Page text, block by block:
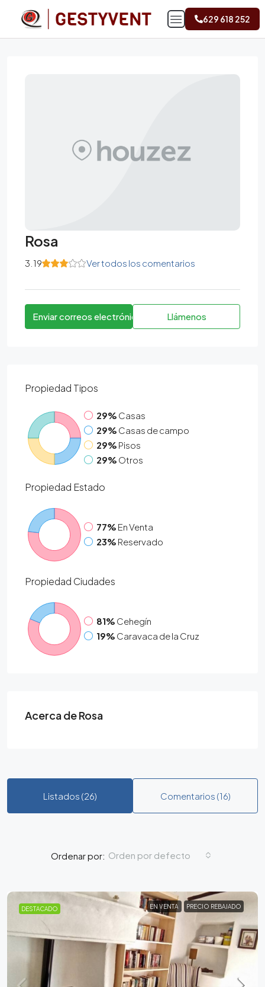
629 618 252
Rosa
3.19 Ver todos los comentarios
Enviar correos electrónicos Llámenos
Propiedad Tipos
29% Casas
29% Casas de campo
29% Pisos
29% Otros
Propiedad Estado
77% En Venta
23% Reservado
Propiedad Ciudades
81% Cehegín
19% Caravaca de la Cruz
Acerca de Rosa
Listados (26) Comentarios (16)
Ordenar por: Orden por defecto
DESTACADO EN VENTA PRECIO REBAJADO